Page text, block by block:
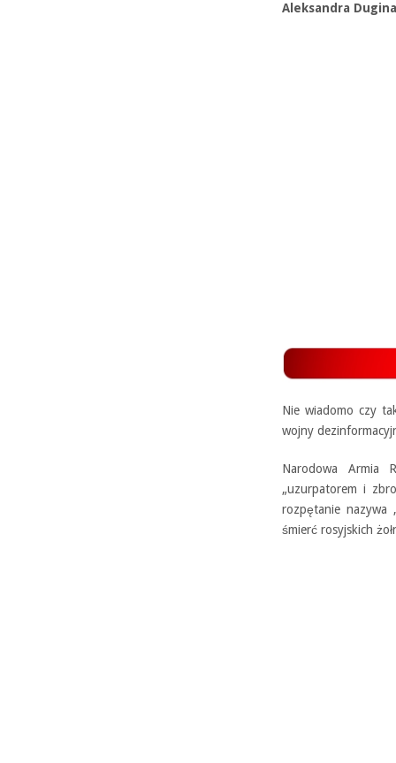
Aleksandra
Nie wiadomo czy
wojny
Narodowa Armia
„uzurpatorem i
rozpętanie nazywa
śmierć rosyjskich